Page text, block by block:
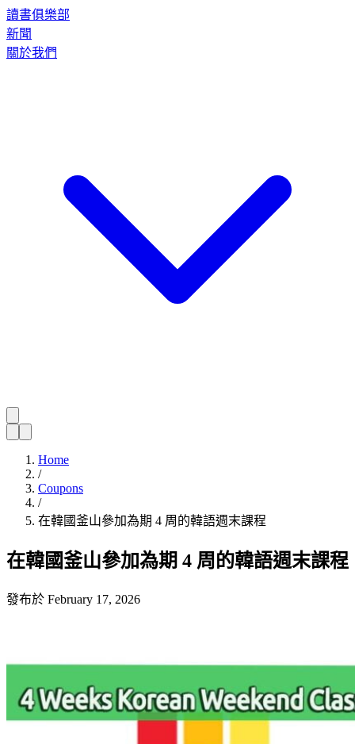
讀書俱樂部
新聞
關於我們
Home
/
Coupons
/
在韓國釜山參加為期 4 周的韓語週末課程
在韓國釜山參加為期 4 周的韓語週末課程
發布於 February 17, 2026